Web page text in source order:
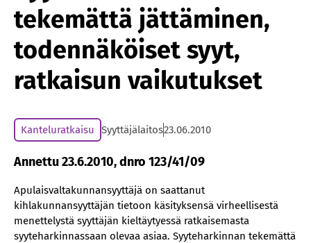
tekemättä jättäminen,
todennäköiset syyt,
ratkaisun vaikutukset
Kanteluratkaisu Syyttäjälaitos23.06.2010
Annettu 23.6.2010, dnro 123/41/09
Apulaisvaltakunnansyyttäjä on saattanut
kihlakunnansyyttäjän tietoon käsityksensä virheellisestä
menettelystä syyttäjän kieltäytyessä ratkaisemasta
syyteharkinnassaan olevaa asiaa. Syyteharkinnan tekemättä